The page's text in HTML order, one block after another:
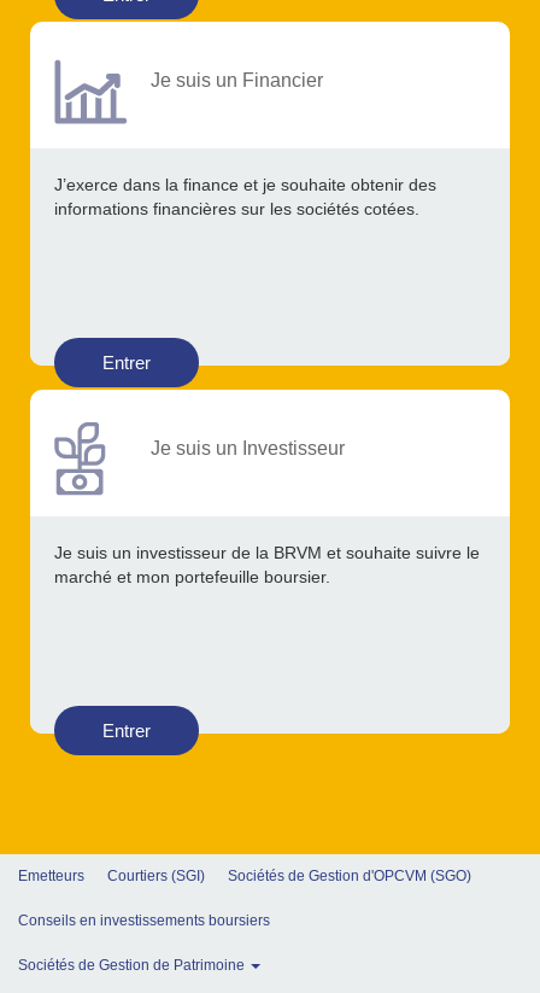
Je suis un Financier
J’exerce dans la finance et je souhaite obtenir des
informations financières sur les sociétés cotées.
Entrer
Je suis un Investisseur
Je suis un investisseur de la BRVM et souhaite suivre le
marché et mon portefeuille boursier.
Entrer
Emetteurs Courtiers (SGI) Sociétés de Gestion d'OPCVM (SGO)
Conseils en investissements boursiers
Sociétés de Gestion de Patrimoine